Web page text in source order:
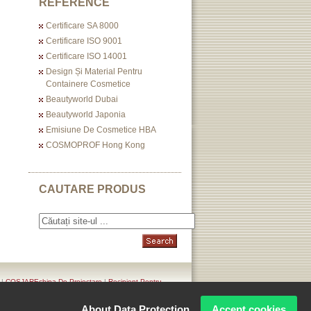
REFERENCE
Certificare SA 8000
Certificare ISO 9001
Certificare ISO 14001
Design Și Material Pentru
Containere Cosmetice
Beautyworld Dubai
Beautyworld Japonia
Emisiune De Cosmetice HBA
COSMOPROF Hong Kong
CAUTARE PRODUS
|COSJAREchipa De Proiectare|Recipient Pentru